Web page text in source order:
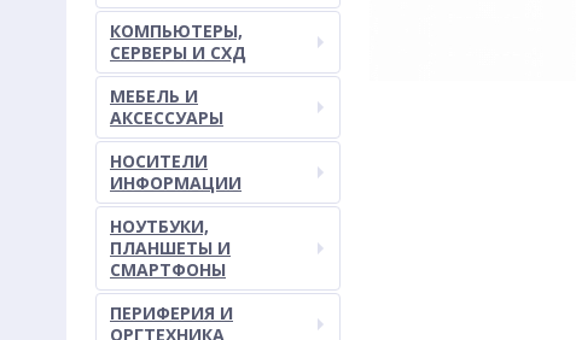
КОМПЬЮТЕРЫ,
СЕРВЕРЫ И СХД
МЕБЕЛЬ И
АКСЕССУАРЫ
НОСИТЕЛИ
ИНФОРМАЦИИ
НОУТБУКИ,
ПЛАНШЕТЫ И
СМАРТФОНЫ
ПЕРИФЕРИЯ И
ОРГТЕХНИКА